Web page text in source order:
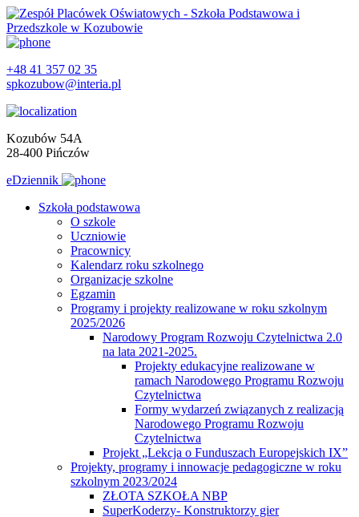
+48 41 357 02 35
spkozubow@interia.pl
Kozubów 54A
28-400 Pińczów
eDziennik
Szkoła podstawowa
O szkole
Uczniowie
Pracownicy
Kalendarz roku szkolnego
Organizacje szkolne
Egzamin
Programy i projekty realizowane w roku szkolnym
2025/2026
Narodowy Program Rozwoju Czytelnictwa 2.0
na lata 2021-2025.
Projekty edukacyjne realizowane w
ramach Narodowego Programu Rozwoju
Czytelnictwa
Formy wydarzeń związanych z realizacją
Narodowego Programu Rozwoju
Czytelnictwa
Projekt „Lekcja o Funduszach Europejskich IX”
Projekty, programy i innowacje pedagogiczne w roku
szkolnym 2023/2024
ZŁOTA SZKOŁA NBP
SuperKoderzy- Konstruktorzy gier